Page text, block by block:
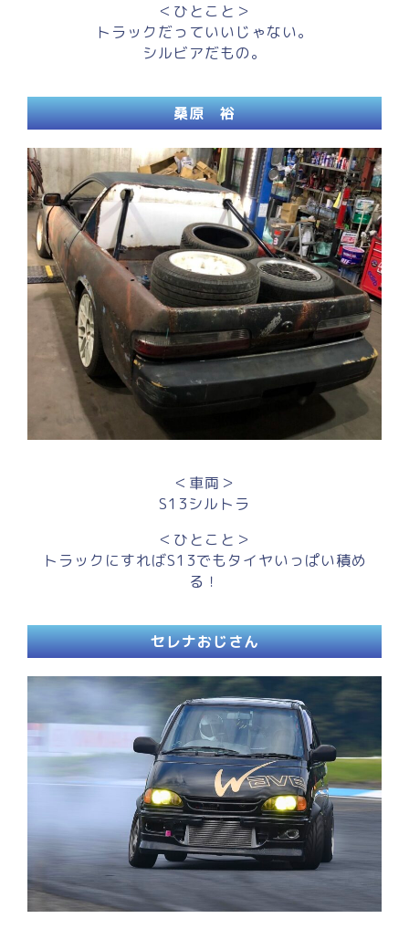
＜ひとこと＞
トラックだっていいじゃない。
シルビアだもの。
桑原 裕
＜車両＞
S13シルトラ
＜ひとこと＞
トラックにすればS13でもタイヤいっぱい積め
る！
セレナおじさん